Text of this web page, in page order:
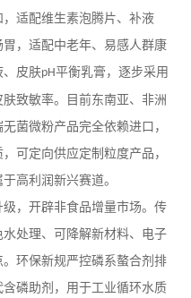
适配维生素泡腾片、补液
，适配中老年、易感人群康
、皮肤pH平衡乳膏，逐步采用
致敏率。目前东南亚、非洲
菌微粉产品完全依赖进口，
可定向供应定制粒度产品，
高利润新兴赛道。
，开辟非食品增量市场。传
处理、可降解新材料、电子
环保新规严控磷系螯合剂排
磷助剂，用于工业循环水质